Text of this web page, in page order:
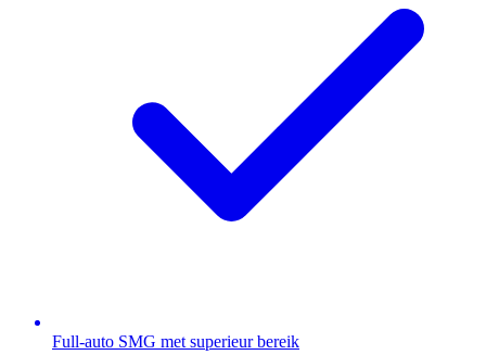
Full-auto SMG met superieur bereik